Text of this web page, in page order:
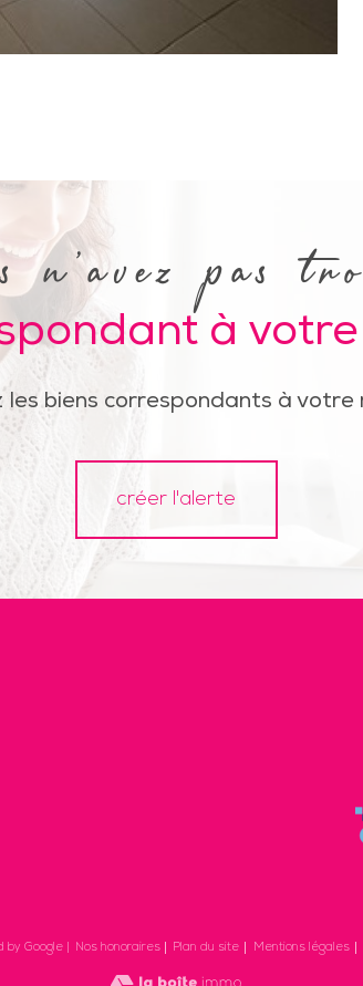
n'avez pas
à
biens correspondants à votre
créer l'alerte
Google | Nos honoraires Plan du site Mentions légales